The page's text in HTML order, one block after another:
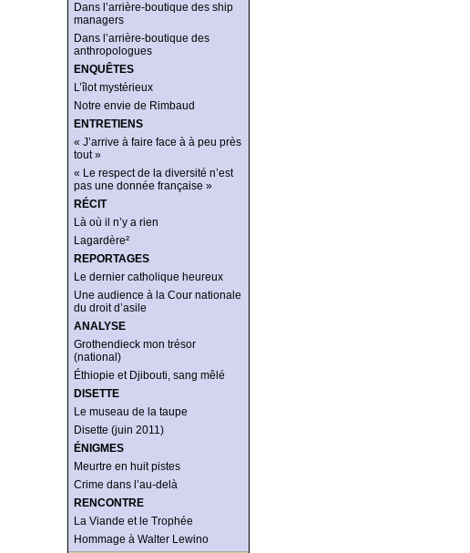
Dans l’arrière-boutique des ship
managers
Dans l’arrière-boutique des
anthropologues
ENQUÊTES
L’îlot mystérieux
Notre envie de Rimbaud
ENTRETIENS
« J’arrive à faire face à à peu près
tout »
« Le respect de la diversité n’est
pas une donnée française »
RÉCIT
Là où il n’y a rien
Lagardère²
REPORTAGES
Le dernier catholique heureux
Une audience à la Cour nationale
du droit d’asile
ANALYSE
Grothendieck mon trésor
(national)
Éthiopie et Djibouti, sang mêlé
DISETTE
Le museau de la taupe
Disette (juin 2011)
ÉNIGMES
Meurtre en huit pistes
Crime dans l’au-delà
RENCONTRE
La Viande et le Trophée
Hommage à Walter Lewino